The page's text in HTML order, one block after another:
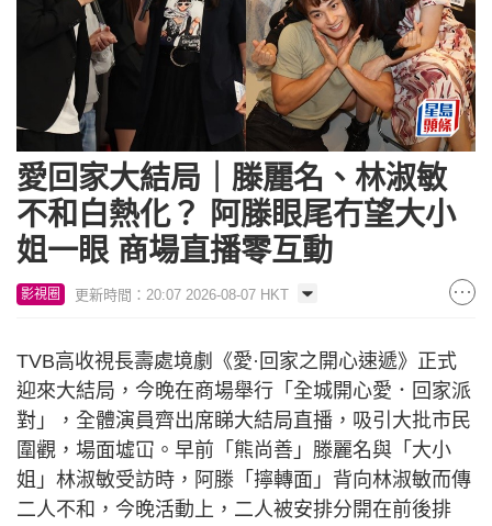
愛回家大結局｜滕麗名、林淑敏
不和白熱化？ 阿滕眼尾冇望大小
姐一眼 商場直播零互動
影視圈 更新時間：20:07 2026-08-07 HKT
TVB高收視長壽處境劇《愛·回家之開心速遞》正式
迎來大結局，今晚在商場舉行「全城開心愛．回家派
對」，全體演員齊出席睇大結局直播，吸引大批市民
圍觀，場面墟冚。早前「熊尚善」滕麗名與「大小
姐」林淑敏受訪時，阿滕「擰轉面」背向林淑敏而傳
二人不和，今晚活動上，二人被安排分開在前後排